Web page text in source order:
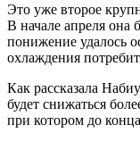
Это уже второе
В начале апреля
понижение удалось
охлаждения
Как рассказала
будет снижаться
при котором до